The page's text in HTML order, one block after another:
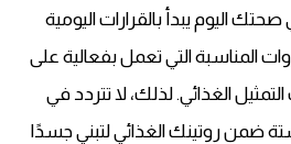
اليوم يبدأ بالقرارات اليومية
المناسبة التي تعمل بفعالية على
الغذائي. لذلك، لا تتردد في
ضمن روتينك الغذائي لتبني جسدًا